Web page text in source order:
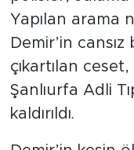
Yapılan arama
Demir’in cansız
çıkartılan
Şanlıurfa Adli
kaldırıldı.